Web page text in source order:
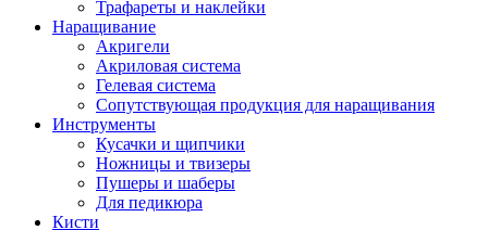
Трафареты и наклейки
Наращивание
Акригели
Акриловая система
Гелевая система
Сопутствующая продукция для наращивания
Инструменты
Кусачки и щипчики
Ножницы и твизеры
Пушеры и шаберы
Для педикюра
Кисти